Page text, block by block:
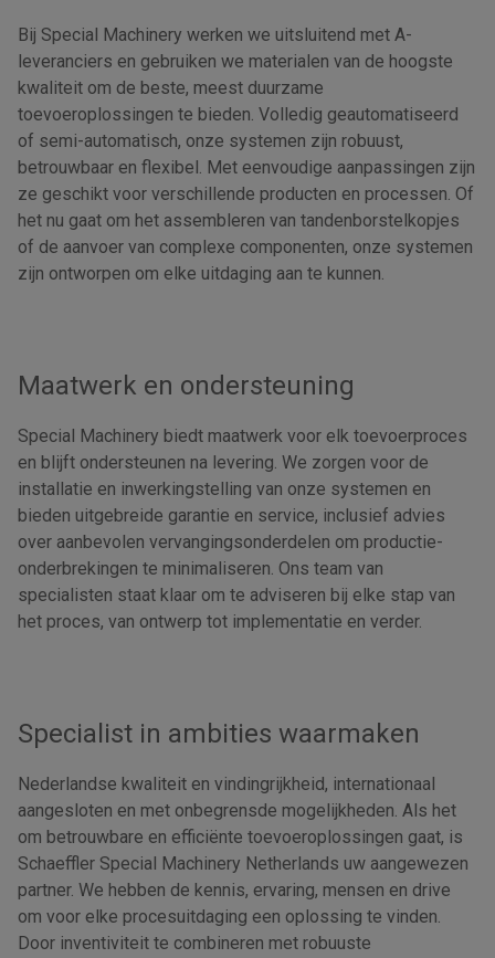
Bij Special Machinery werken we uitsluitend met A-
leveranciers en gebruiken we materialen van de hoogste
kwaliteit om de beste, meest duurzame
toevoeroplossingen te bieden. Volledig geautomatiseerd
of semi-automatisch, onze systemen zijn robuust,
betrouwbaar en flexibel. Met eenvoudige aanpassingen zijn
ze geschikt voor verschillende producten en processen. Of
het nu gaat om het assembleren van tandenborstelkopjes
of de aanvoer van complexe componenten, onze systemen
zijn ontworpen om elke uitdaging aan te kunnen.
Maatwerk en ondersteuning
Special Machinery biedt maatwerk voor elk toevoerproces
en blijft ondersteunen na levering. We zorgen voor de
installatie en inwerkingstelling van onze systemen en
bieden uitgebreide garantie en service, inclusief advies
over aanbevolen vervangingsonderdelen om productie-
onderbrekingen te minimaliseren. Ons team van
specialisten staat klaar om te adviseren bij elke stap van
het proces, van ontwerp tot implementatie en verder.
Specialist in ambities waarmaken
Nederlandse kwaliteit en vindingrijkheid, internationaal
aangesloten en met onbegrensde mogelijkheden. Als het
om betrouwbare en efficiënte toevoeroplossingen gaat, is
Schaeffler Special Machinery Netherlands uw aangewezen
partner. We hebben de kennis, ervaring, mensen en drive
om voor elke procesuitdaging een oplossing te vinden.
Door inventiviteit te combineren met robuuste